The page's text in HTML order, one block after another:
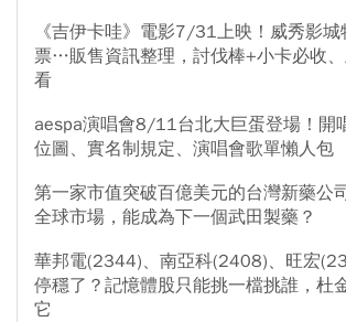
《吉伊卡哇》電影7/31上映！威秀影
票…販售資訊整理，討伐棒+小卡必收
看
aespa演唱會8/11台北大巨蛋登場！開
位圖、實名制規定、演唱會歌單懶人包
第一家市值突破百億美元的台灣新藥公
全球市場，能成為下一個武田製藥？
華邦電(2344)、南亞科(2408)、旺宏
停穩了？記憶體股只能挑一檔挑誰，杜
它